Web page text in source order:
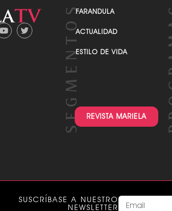
FARANDULA
ACTUALIDAD
ESTILO DE VIDA
REVISTA MARIELA
SUSCRÍBASE A NUESTRO
NEWSLETTER